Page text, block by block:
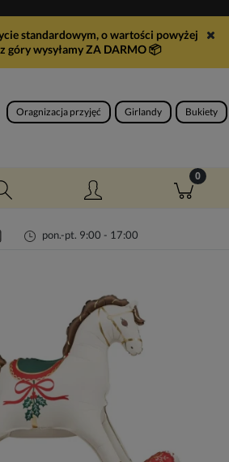
standardowym, o wartości powyżej
góry wysyłamy ZA DARMO📦
Oragnizacja przyjęć Girlandy Bukiety
pon.-pt. 9:00 - 17:00